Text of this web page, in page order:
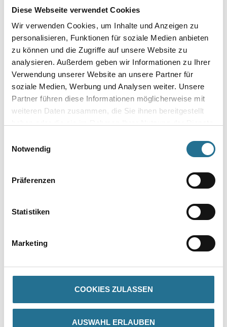
Diese Webseite verwendet Cookies
Wir verwenden Cookies, um Inhalte und Anzeigen zu
personalisieren, Funktionen für soziale Medien anbieten
zu können und die Zugriffe auf unsere Website zu
analysieren. Außerdem geben wir Informationen zu Ihrer
Verwendung unserer Website an unsere Partner für
soziale Medien, Werbung und Analysen weiter. Unsere
Partner führen diese Informationen möglicherweise mit
weiteren Daten zusammen, die Sie ihnen bereitgestellt
Notwendig
Präferenzen
Statistiken
Marketing
COOKIES ZULASSEN
AUSWAHL ERLAUBEN
MPlus MultiVorstrich 10,0
kg EC1 Plus & Blauer
Engel NEU
Bitte einloggen, um Preise zu
sehen
MPlus MultiVorstrich 5,0 kg
EC1 Plus & Blauer Engel
NEU
Bitte einloggen, um Preise zu
sehen
PRODUKTEIGENSCHAFTEN
siehe Produktspezifikation
ZUSATZINFOS
GEFAHRENHINWEISE